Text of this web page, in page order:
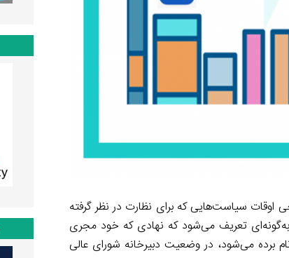
سیاست‌هایی که برای نظارت در نظر گرفته
به‌گونه‌ای تعریف می‌شود که نهادی که خود مجری
برده می‌شود، در وضعیت دبیرخانه شورای عالی